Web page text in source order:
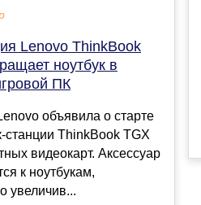
Lenovo ThinkBook
ноутбук в
ПК
объявила о старте
станции ThinkBook TGX
видеокарт. Аксессуар
к ноутбукам,
увеличив...